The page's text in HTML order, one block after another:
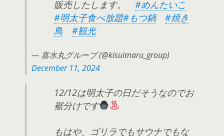
販売したします。 #めんたいこ
#明太子食べ放題#もつ鍋
#焼き
鳥
#観光
— 喜水丸グループ (@kisuimaru_group)
December 11, 2024
12/12は明太子の日だそうなのでお
裾分けです
もはや、ゴリラでもサウナでもな